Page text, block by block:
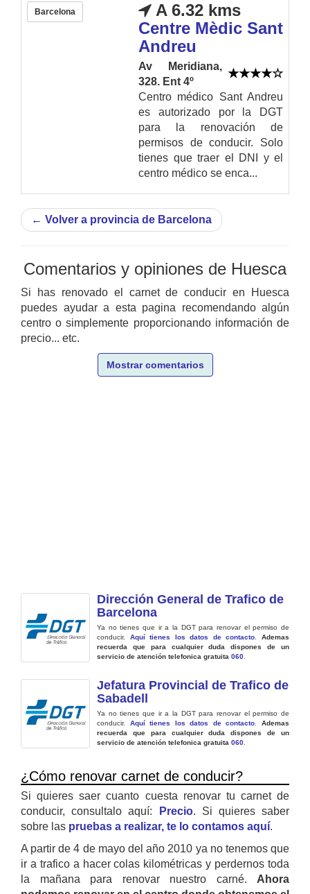
Barcelona
A 6.32 kms
Centre Mèdic Sant
Andreu
Av Meridiana,
328. Ent 4º
Centro médico Sant Andreu
es autorizado por la DGT
para la renovación de
permisos de conducir. Solo
tienes que traer el DNI y el
centro médico se enca...
← Volver a provincia de Barcelona
Comentarios y opiniones de Huesca
Si has renovado el carnet de conducir en Huesca
puedes ayudar a esta pagina recomendando algún
centro o simplemente proporcionando información de
precio... etc.
Mostrar comentarios
Dirección General de Trafico de
Barcelona
Ya no tienes que ir a la DGT para renovar el permiso de
conducir. Aquí tienes los datos de contacto .Ademas
recuerda que para cualquier duda dispones de un
servicio de atención telefonica gratuita 060
Jefatura Provincial de Trafico de
Sabadell
Ya no tienes que ir a la DGT para renovar el permiso de
conducir. Aquí tienes los datos de contacto .Ademas
recuerda que para cualquier duda dispones de un
servicio de atención telefonica gratuita 060
¿Cómo renovar carnet de conducir?
Si quieres saer cuanto cuesta renovar tu carnet de
conducir, consultalo aquí:
Precio. Si quieres saber
sobre las pruebas a realizar, te lo contamos aquí.
A partir de 4 de mayo del año 2010 ya no tenemos que
ir a trafico a hacer colas kilométricas y perdernos toda
la mañana para renovar nuestro carné. Ahora